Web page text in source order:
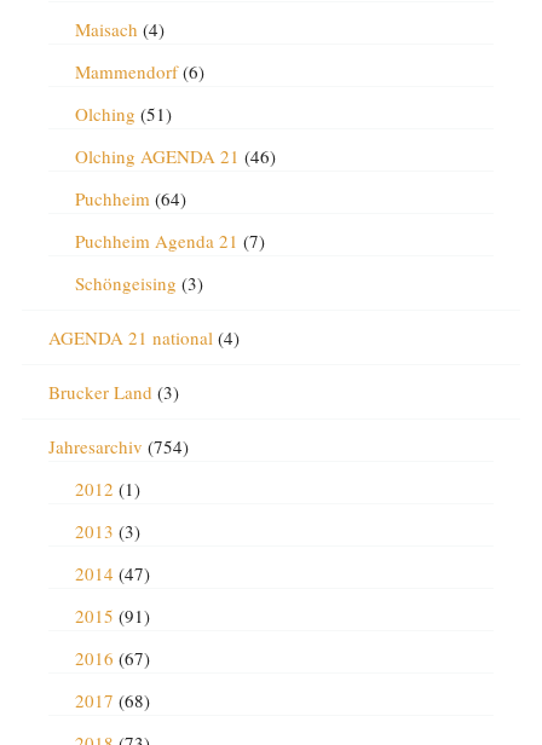
Maisach (4)
Mammendorf(6)
Olching (51)
Olching AGENDA 21 (46)
Puchheim(64)
Puchheim Agenda 21 (7)
Schöngeising (3)
AGENDA 21 national(4)
Brucker Land (3)
Jahresarchiv (754)
2012 (1)
2013 (3)
2014 (47)
2015 (91)
2016 (67)
2017 (68)